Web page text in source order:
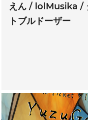
えん
lolMusika
トブルドーザー